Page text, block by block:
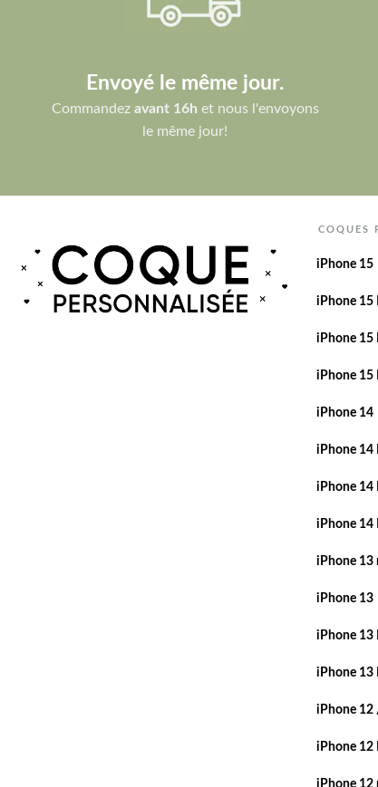
Envoyé le même jour.
Commandez avant 16h et nous l'envoyons
le même jour!
COQUES
iPhone 15
iPhone 15
iPhone 15
iPhone 15
iPhone 14
iPhone 14
iPhone 14
iPhone 14
iPhone 13
iPhone 13
iPhone 13
iPhone 13
iPhone 12
iPhone 12